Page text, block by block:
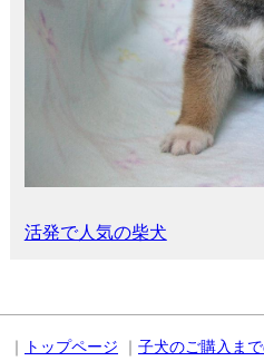
活発で人気の柴犬
トップページ 子犬のご購入ま